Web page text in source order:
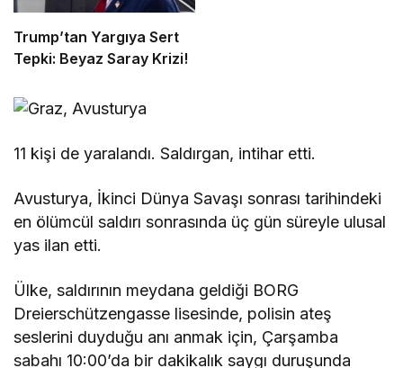
Trump’tan Yargıya Sert
Tepki: Beyaz Saray Krizi!
11 kişi de yaralandı. Saldırgan, intihar etti.
Avusturya, İkinci Dünya Savaşı sonrası tarihindeki
en ölümcül saldırı sonrasında üç gün süreyle ulusal
yas ilan etti.
Ülke, saldırının meydana geldiği BORG
Dreierschützengasse lisesinde, polisin ateş
seslerini duyduğu anı anmak için, Çarşamba
sabahı 10:00’da bir dakikalık saygı duruşunda